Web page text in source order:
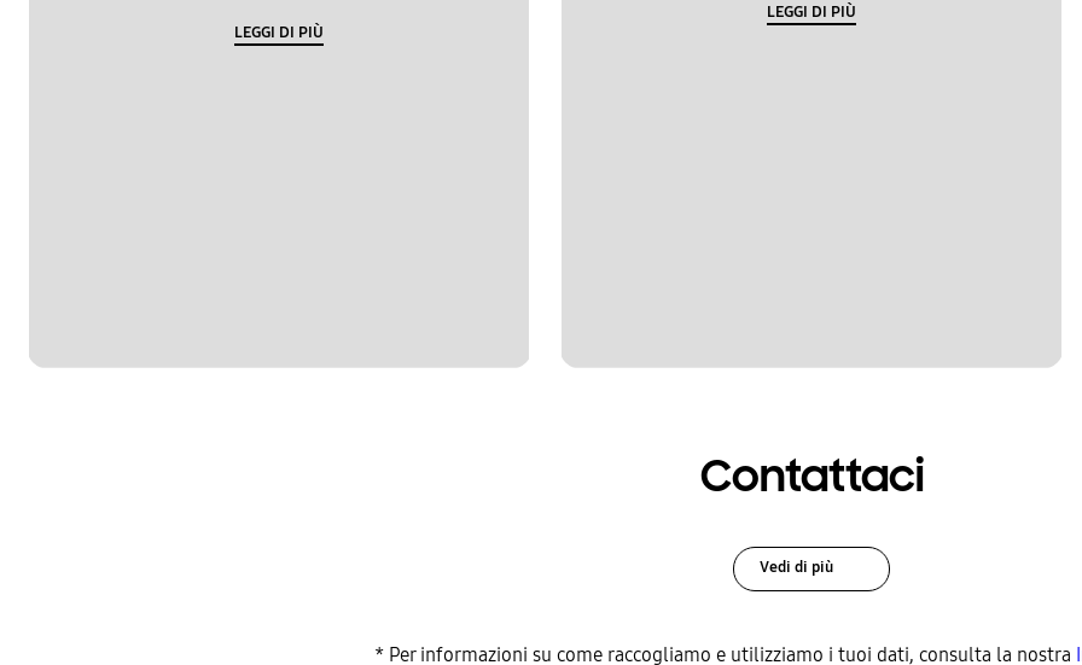
LEGGI DI PIÙ
LEGGI DI PIÙ
Contattaci
Vedi di più
* Per informazioni su come raccogliamo e utilizziamo i tuoi dati, consulta la nostra